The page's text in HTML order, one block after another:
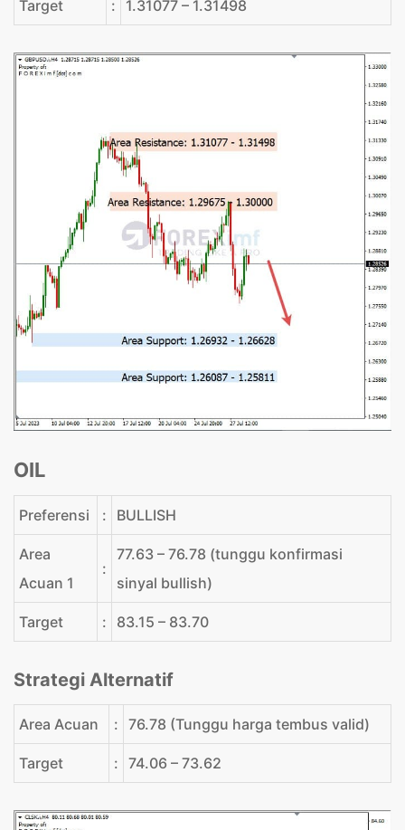
Target : 1.31077 – 1.31498
OIL
Preferensi : BULLISH
Area
Acuan 1
:
77.63 – 76.78 (tunggu konfirmasi
sinyal bullish)
Target : 83.15 – 83.70
Strategi Alternatif
Area Acuan : 76.78 (Tunggu harga tembus valid)
Target : 74.06 – 73.62